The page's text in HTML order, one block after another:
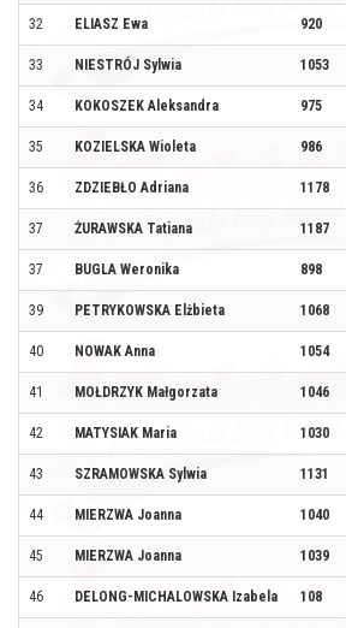
32 ELIASZ Ewa 920
33 NIESTRÓJ Sylwia 1053
34 KOKOSZEK Aleksandra 975
35 KOZIELSKA Wioleta 986
36 ZDZIEBŁO Adriana 1178
37 ŻURAWSKA Tatiana 1187
37 BUGLA Weronika 898
39 PETRYKOWSKA Elżbieta 1068
40 NOWAK Anna 1054
41 MOŁDRZYK Małgorzata 1046
42 MATYSIAK Maria 1030
43 SZRAMOWSKA Sylwia 1131
44 MIERZWA Joanna 1040
45 MIERZWA Joanna 1039
46 DELONG-MICHALOWSKA Izabela 108